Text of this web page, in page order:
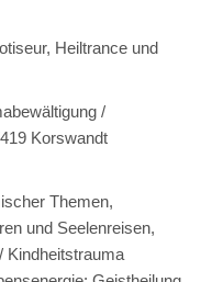
Heiltrance und
/
Korswandt
Themen,
und Seelenreisen,
Kindheitstrauma